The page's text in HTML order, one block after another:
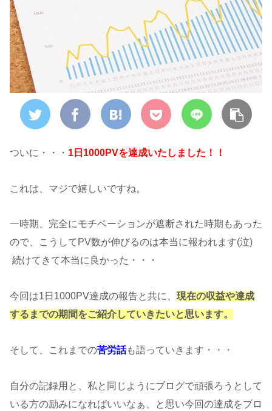
ついに・・・ 1日1000PVを達成いたしました！！
これは、マジで嬉しいですね。
一時期、完全にモチベーションが遮断された時期もあった
ので、こうしてPV数が伸びるのは本当に報われます(泣)
続けてきて本当に良かった・・・
今回は1日1000PV達成の報告と共に、 現在の収益や達成
するまでの期間をご紹介していきたいと思います。
そして、これまでの苦労話も語っていきます・・・
自分の記録用と、私と同じようにブログで頑張ろうとして
いる方の励みになればいいなぁ、と思い今回の達成をブロ